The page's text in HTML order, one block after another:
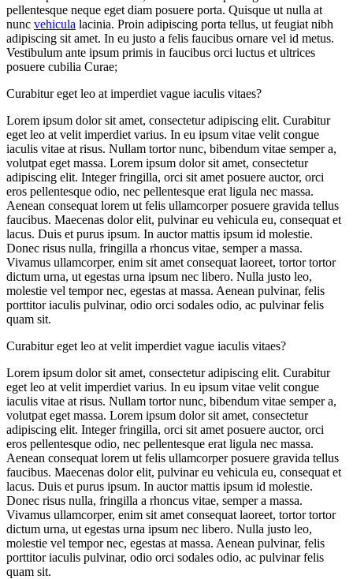
pellentesque neque eget diam posuere porta. Quisque ut nulla at
nunc vehicula lacinia. Proin adipiscing porta tellus, ut feugiat nibh
adipiscing sit amet. In eu justo a felis faucibus ornare vel id metus.
Vestibulum ante ipsum primis in faucibus orci luctus et ultrices
posuere cubilia Curae;
Curabitur eget leo at imperdiet vague iaculis vitaes?
Lorem ipsum dolor sit amet, consectetur adipiscing elit. Curabitur
eget leo at velit imperdiet varius. In eu ipsum vitae velit congue
iaculis vitae at risus. Nullam tortor nunc, bibendum vitae semper a,
volutpat eget massa. Lorem ipsum dolor sit amet, consectetur
adipiscing elit. Integer fringilla, orci sit amet posuere auctor, orci
eros pellentesque odio, nec pellentesque erat ligula nec massa.
Aenean consequat lorem ut felis ullamcorper posuere gravida tellus
faucibus. Maecenas dolor elit, pulvinar eu vehicula eu, consequat et
lacus. Duis et purus ipsum. In auctor mattis ipsum id molestie.
Donec risus nulla, fringilla a rhoncus vitae, semper a massa.
Vivamus ullamcorper, enim sit amet consequat laoreet, tortor tortor
dictum urna, ut egestas urna ipsum nec libero. Nulla justo leo,
molestie vel tempor nec, egestas at massa. Aenean pulvinar, felis
porttitor iaculis pulvinar, odio orci sodales odio, ac pulvinar felis
quam sit.
Curabitur eget leo at velit imperdiet vague iaculis vitaes?
Lorem ipsum dolor sit amet, consectetur adipiscing elit. Curabitur
eget leo at velit imperdiet varius. In eu ipsum vitae velit congue
iaculis vitae at risus. Nullam tortor nunc, bibendum vitae semper a,
volutpat eget massa. Lorem ipsum dolor sit amet, consectetur
adipiscing elit. Integer fringilla, orci sit amet posuere auctor, orci
eros pellentesque odio, nec pellentesque erat ligula nec massa.
Aenean consequat lorem ut felis ullamcorper posuere gravida tellus
faucibus. Maecenas dolor elit, pulvinar eu vehicula eu, consequat et
lacus. Duis et purus ipsum. In auctor mattis ipsum id molestie.
Donec risus nulla, fringilla a rhoncus vitae, semper a massa.
Vivamus ullamcorper, enim sit amet consequat laoreet, tortor tortor
dictum urna, ut egestas urna ipsum nec libero. Nulla justo leo,
molestie vel tempor nec, egestas at massa. Aenean pulvinar, felis
porttitor iaculis pulvinar, odio orci sodales odio, ac pulvinar felis
quam sit.